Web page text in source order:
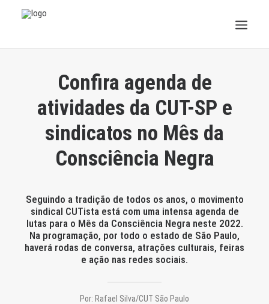
JURÍDICO
SESC
FAQ
Confira agenda de
atividades da CUT-SP e
sindicatos no Mês da
Consciência Negra
Seguindo a tradição de todos os anos, o movimento
sindical CUTista está com uma intensa agenda de
lutas para o Mês da Consciência Negra neste 2022.
Na programação, por todo o estado de São Paulo,
haverá rodas de conversa, atrações culturais, feiras
e ação nas redes sociais.
Por: Rafael Silva/CUT São Paulo